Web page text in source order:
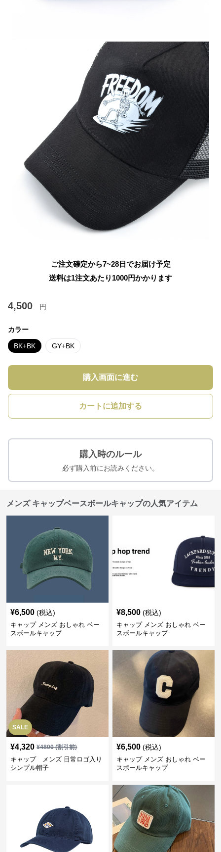
ご注文確定から7~28日でお届け予定
送料は1注文あたり 1000円かかります
4,500 円
カラー
BK+BK GY+BK
購入画面に進む
カートに追加する
購入時のルール
必ず購入前にお読みください。
メンズ キャップベースボールキャップの人気アイテム
¥6,500 (税込)
キャップ メンズ おしゃれ ベー
スボールキャップ
¥8,500 (税込)
キャップ メンズ おしゃれ ベー
スボールキャップ
SALE
¥4,320 ¥4800(割引前)
キャップ メンズ 日常ロゴ入り
シンプル帽子
¥6,500 (税込)
キャップ メンズ おしゃれ ベー
スボールキャップ